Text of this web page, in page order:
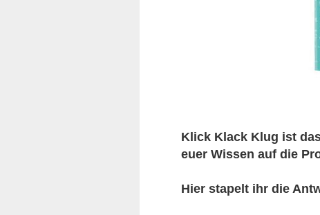
Klick Klack Klug ist
euer Wissen auf die
Hier stapelt ihr die